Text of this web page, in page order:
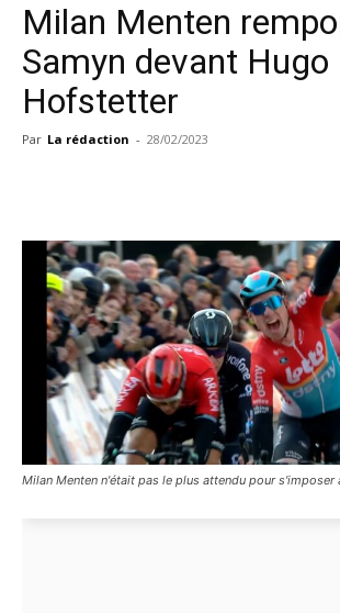
Milan Menten
Samyn devant Hugo
Hofstetter
Par La rédaction - 28/02/2023
Milan Menten n'était pas le plus attendu pour s'imposer